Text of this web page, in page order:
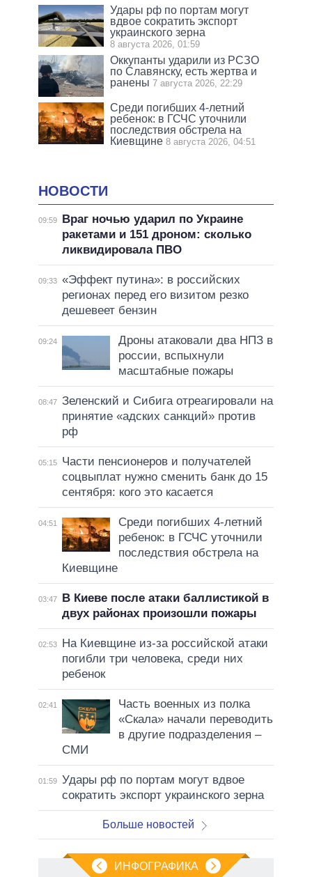
Удары рф по портам могут
вдвое сократить экспорт
украинского зерна
8 августа 2026, 01:59
Оккупанты ударили из РСЗО
по Славянску, есть жертва и
ранены 7 августа 2026, 22:29
Среди погибших 4-летний
ребенок: в ГСЧС уточнили
последствия обстрела на
Киевщине 8 августа 2026, 04:51
НОВОСТИ
09:59
Враг ночью ударил по Украине
ракетами и 151 дроном: сколько
ликвидировала ПВО
09:33 «Эффект путина»: в российских
регионах перед его визитом резко
дешевеет бензин
09:24
Дроны атаковали два НПЗ в
россии, вспыхнули
масштабные пожары
08:47 Зеленский и Сибига отреагировали на
принятие «адских санкций» против
рф
05:15
Части пенсионеров и получателей
соцвыплат нужно сменить банк до 15
сентября: кого это касается
04:51
Среди погибших 4-летний
ребенок: в ГСЧС уточнили
последствия обстрела на
Киевщине
03:47
В Киеве после атаки баллистикой в
двух районах произошли пожары
02:53
На Киевщине из-за российской атаки
погибли три человека, среди них
ребенок
02:41
Часть военных из полка
«Скала» начали переводить
в другие подразделения –
СМИ
01:59 Удары рф по портам могут вдвое
сократить экспорт украинского зерна
Больше новостей
ИНФОГРАФИКА